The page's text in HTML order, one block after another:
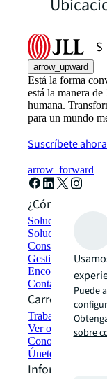
arrow_upward
Está la forma
está la manera
humana.
para un mundo
Suscríbete ahora
arrow_forward
¿Cómo
Soluciones de
Soluciones de
Construcción y
Gestión de
Encontrar y
Contáctanos
Carreras
Trabajar en JLL
Ver oportunidades
Conozca a los
Únete a la red de
Información
Puede
sobre